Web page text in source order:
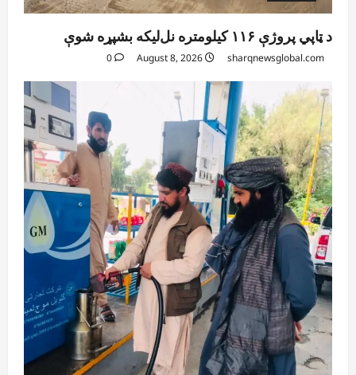
د ټاپي پروژې ۱۱۶ کیلومتره نل‌لیکه بشپړه شوې
sharqnewsglobal.com
0